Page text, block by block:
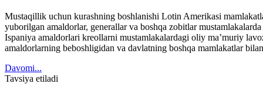
Mustaqillik uchun kurashning boshlanishi Lotin Amerikasi
yuborilgan amaldorlar, generallar va boshqa zobitlar
Ispaniya amaldorlari kreollarni mustamlakalardagi oliy ma’muriy
amaldorlarning beboshligidan va davlatning boshqa mamlakatlar
Davomi...
Tavsiya etiladi